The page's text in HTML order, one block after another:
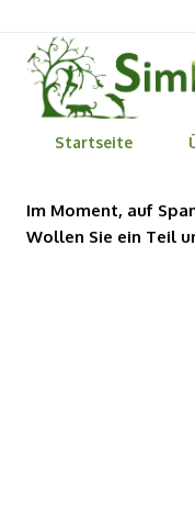
Startseite
Im Moment, auf
Wollen Sie ein Teil